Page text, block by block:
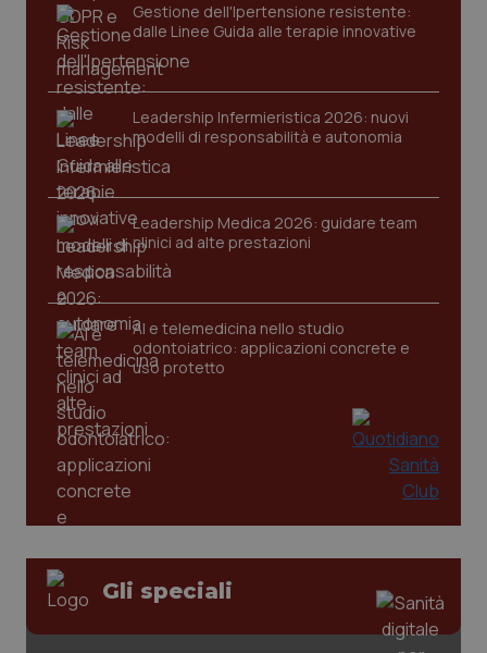
Gestione dell'Ipertensione resistente:
dalle Linee Guida alle terapie innovative
Leadership Infermieristica 2026: nuovi
modelli di responsabilità e autonomia
Leadership Medica 2026: guidare team
clinici ad alte prestazioni
AI e telemedicina nello studio
odontoiatrico: applicazioni concrete e
uso protetto
Gli speciali
CookieScriptConsent
tracking-sites-ironfish-
www.quotidianosanita.it